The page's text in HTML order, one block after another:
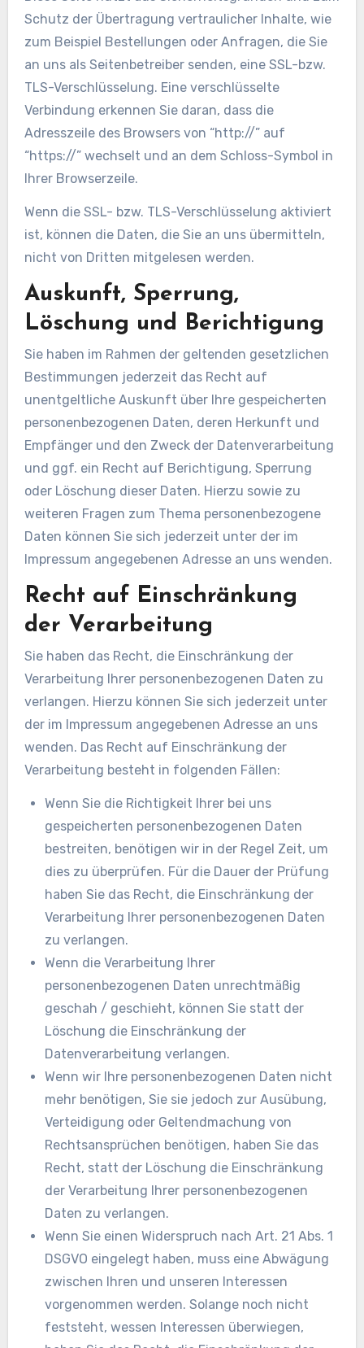
Schutz der Übertragung vertraulicher Inhalte, wie
zum Beispiel Bestellungen oder Anfragen, die Sie
an uns als Seitenbetreiber senden, eine SSL-bzw.
TLS-Verschlüsselung. Eine verschlüsselte
Verbindung erkennen Sie daran, dass die
Adresszeile des Browsers von “http://” auf
“https://” wechselt und an dem Schloss-Symbol in
Ihrer Browserzeile.
Wenn die SSL- bzw. TLS-Verschlüsselung aktiviert
ist, können die Daten, die Sie an uns übermitteln,
nicht von Dritten mitgelesen werden.
Auskunft, Sperrung,
Löschung und Berichtigung
Sie haben im Rahmen der geltenden gesetzlichen
Bestimmungen jederzeit das Recht auf
unentgeltliche Auskunft über Ihre gespeicherten
personenbezogenen Daten, deren Herkunft und
Empfänger und den Zweck der Datenverarbeitung
und ggf. ein Recht auf Berichtigung, Sperrung
oder Löschung dieser Daten. Hierzu sowie zu
weiteren Fragen zum Thema personenbezogene
Daten können Sie sich jederzeit unter der im
Impressum angegebenen Adresse an uns wenden.
Recht auf Einschränkung
der Verarbeitung
Sie haben das Recht, die Einschränkung der
Verarbeitung Ihrer personenbezogenen Daten zu
verlangen. Hierzu können Sie sich jederzeit unter
der im Impressum angegebenen Adresse an uns
wenden. Das Recht auf Einschränkung der
Verarbeitung besteht in folgenden Fällen:
Wenn Sie die Richtigkeit Ihrer bei uns
gespeicherten personenbezogenen Daten
bestreiten, benötigen wir in der Regel Zeit, um
dies zu überprüfen. Für die Dauer der Prüfung
haben Sie das Recht, die Einschränkung der
Verarbeitung Ihrer personenbezogenen Daten
zu verlangen.
Wenn die Verarbeitung Ihrer
personenbezogenen Daten unrechtmäßig
geschah / geschieht, können Sie statt der
Löschung die Einschränkung der
Datenverarbeitung verlangen.
Wenn wir Ihre personenbezogenen Daten nicht
mehr benötigen, Sie sie jedoch zur Ausübung,
Verteidigung oder Geltendmachung von
Rechtsansprüchen benötigen, haben Sie das
Recht, statt der Löschung die Einschränkung
der Verarbeitung Ihrer personenbezogenen
Daten zu verlangen.
Wenn Sie einen Widerspruch nach Art. 21 Abs. 1
DSGVO eingelegt haben, muss eine Abwägung
zwischen Ihren und unseren Interessen
vorgenommen werden. Solange noch nicht
feststeht, wessen Interessen überwiegen,